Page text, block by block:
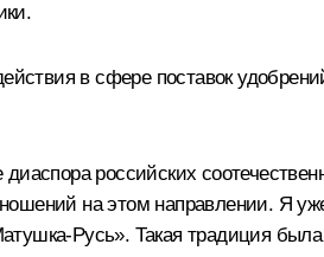
в сфере поставок
российских
на этом направлении. Я
Русь». Такая традиция